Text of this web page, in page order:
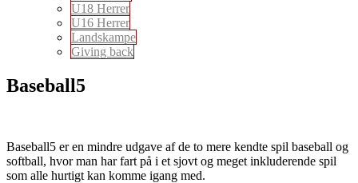
U18 Herrer
U16 Herrer
Landskampe
Giving back
Baseball5
Baseball5 er en mindre udgave af de to mere kendte spil baseball og
softball, hvor man har fart på i et sjovt og meget inkluderende spil
som alle hurtigt kan komme igang med.